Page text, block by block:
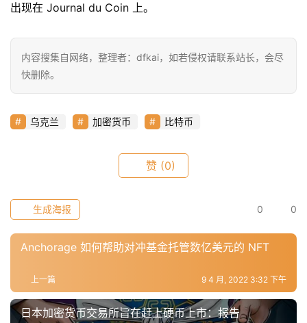
用
工
具
出现在 Journal du Coin 上。
内容搜集自网络，整理者：dfkai，如若侵权请联系站长，会尽
快删除。
乌克兰 加密货币 比特币
赞 (0)
0 0
生成海报
Anchorage 如何帮助对冲基金托管数亿美元的 NFT
上一篇 9 4 月, 2022 3:32 下午
日本加密货币交易所旨在赶上硬币上市：报告